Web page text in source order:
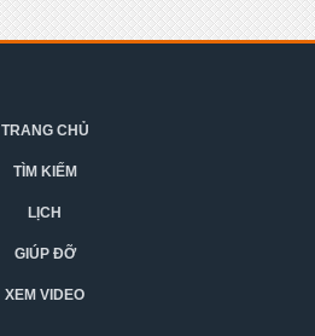
TRANG CHỦ
TÌM KIẾM
LỊCH
GIÚP ĐỠ
XEM VIDEO